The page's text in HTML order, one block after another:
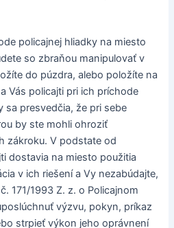
policajnej hliadky na miesto
so zbraňou manipulovať v
do púzdra, alebo položíte na
Vás policajti pri ich príchode
sa presvedčia, že pri sebe
by ste mohli ohroziť
zákroku. V podstate od
dostavia na miesto použitia
v ich riešení a Vy nezabúdajte,
171/1993 Z. z. o Policajnom
výzvu, pokyn, príkaz
strpieť výkon jeho oprávnení